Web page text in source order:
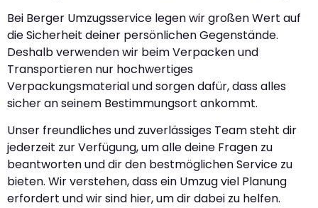
Bei Berger Umzugsservice legen wir großen Wert auf
die Sicherheit deiner persönlichen Gegenstände.
Deshalb verwenden wir beim Verpacken und
Transportieren nur hochwertiges
Verpackungsmaterial und sorgen dafür, dass alles
sicher an seinem Bestimmungsort ankommt.
Unser freundliches und zuverlässiges Team steht dir
jederzeit zur Verfügung, um alle deine Fragen zu
beantworten und dir den bestmöglichen Service zu
bieten. Wir verstehen, dass ein Umzug viel Planung
erfordert und wir sind hier, um dir dabei zu helfen.